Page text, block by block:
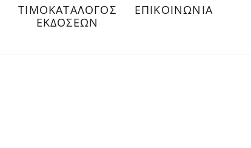
ΤΙΜΟΚΑΤΑΛΟΓΟΣ
ΕΚΔΟΣΕΩΝ
ΕΠΙΚΟΙΝΩΝΙΑ